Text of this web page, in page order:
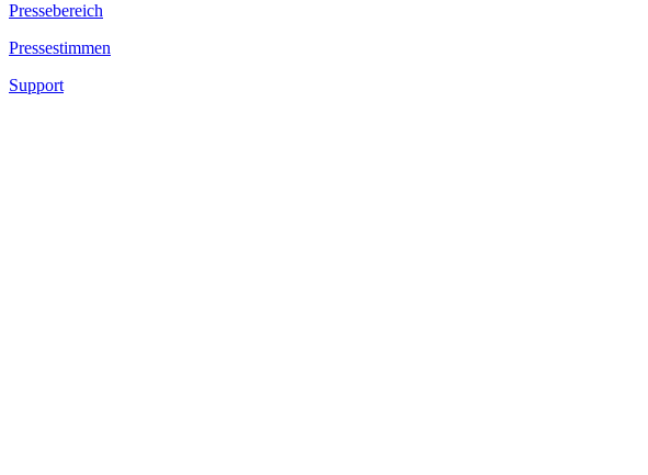
Pressebereich
Pressestimmen
Support